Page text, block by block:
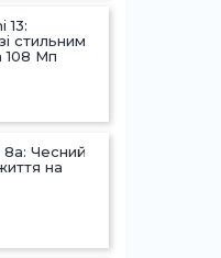
13:
стильним
108 Мп
Чесний
на